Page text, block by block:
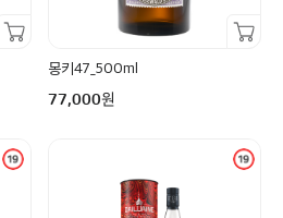
몽키47_500ml
77,000원